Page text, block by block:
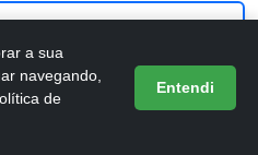
a sua
navegando,
de
Entendi